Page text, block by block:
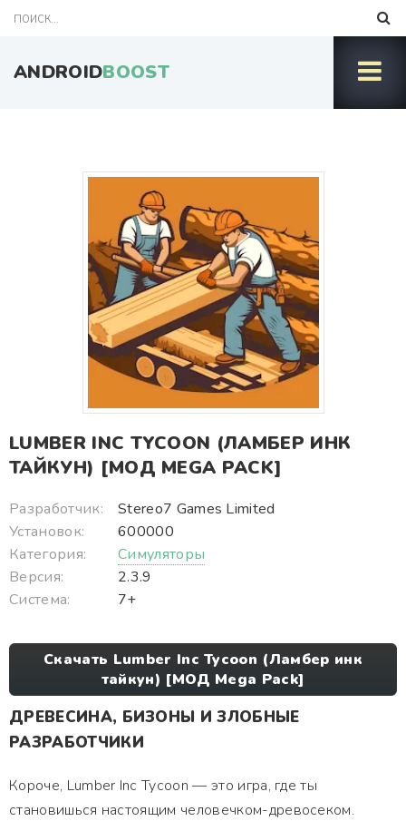
ANDROIDBOOST
LUMBER INC TYCOON (ЛАМБЕР ИНК
ТАЙКУН) [МОД MEGA PACK]
Разработчик:
Stereo7 Games Limited
Установок:
600000
Категория:
Симуляторы
Версия:
2.3.9
Система:
7+
Скачать Lumber Inc Tycoon (Ламбер инк
тайкун) [МОД Mega Pack]
ДРЕВЕСИНА, БИЗОНЫ И ЗЛОБНЫЕ
РАЗРАБОТЧИКИ
Короче, Lumber Inc Tycoon — это игра, где ты
становишься настоящим человечком-древосеком.